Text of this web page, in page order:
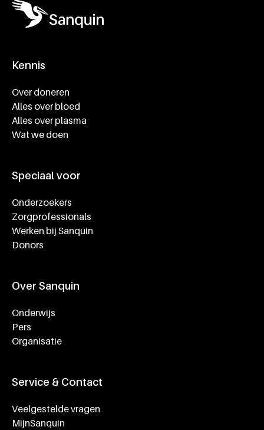
Kennis
Over doneren
Alles over bloed
Alles over plasma
Wat we doen
Speciaal voor
Onderzoekers
Zorgprofessionals
Werken bij Sanquin
Donors
Over Sanquin
Onderwijs
Pers
Organisatie
Service & Contact
Veelgestelde vragen
MijnSanquin